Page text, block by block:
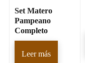
Set Matero
Pampeano
Completo
Leer más